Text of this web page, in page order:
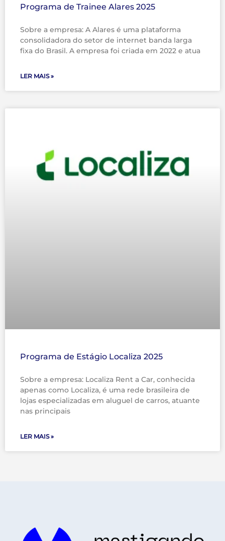
Programa de Trainee Alares 2025
Sobre a empresa: A Alares é uma plataforma
consolidadora do setor de internet banda larga
fixa do Brasil. A empresa foi criada em 2022 e atua
LER MAIS »
Programa de Estágio Localiza 2025
Sobre a empresa: Localiza Rent a Car, conhecida
apenas como Localiza, é uma rede brasileira de
lojas especializadas em aluguel de carros, atuante
nas principais
LER MAIS »